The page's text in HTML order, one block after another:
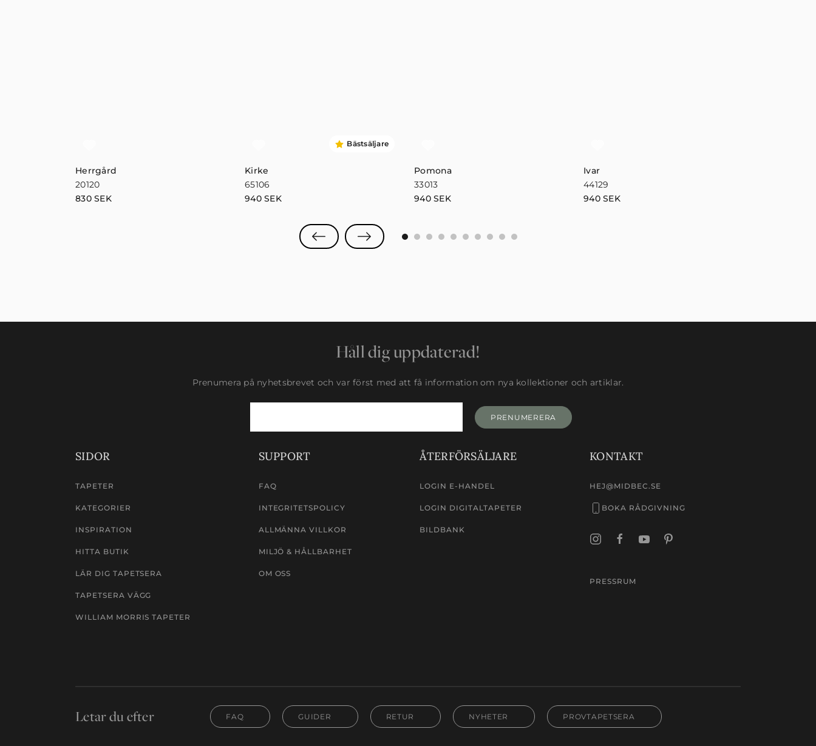
Herrgård
20120
830SEK
Kirke
65106
940SEK
Bästsäljare
Pomona
33013
940SEK
Ivar
44129
940SEK
0 1 2 3 4 5 6 7 8 9
Håll dig uppdaterad!
Prenumera på nyhetsbrevet och var först med att få information om nya kollektioner och artiklar.
PRENUMERERA
SIDOR
TAPETER
KATEGORIER
INSPIRATION
HITTA BUTIK
LÄR DIG TAPETSERA
TAPETSERA VÄGG
WILLIAM MORRIS TAPETER
SUPPORT
FAQ
INTEGRITETSPOLICY
ALLMÄNNA VILLKOR
MILJÖ & HÅLLBARHET
OM OSS
ÅTERFÖRSÄLJARE
LOGIN E-HANDEL
LOGIN DIGITALTAPETER
BILDBANK
KONTAKT
HEJ@MIDBEC.SE
BOKA RÅDGIVNING
PRESSRUM
Letar du efter FAQ GUIDER RETUR NYHETER PROVTAPETSERA